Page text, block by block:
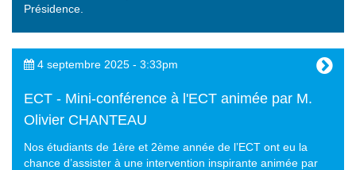
Présidence.
4 septembre 2025 - 3:33pm
ECT - Mini-conférence à l'ECT animée par M.
Olivier CHANTEAU
Nos étudiants de 1ère et 2ème année de l’ECT ont eu la
chance d’assister à une intervention inspirante animée par